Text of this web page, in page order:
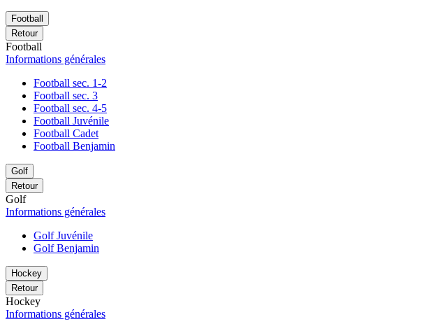
Football
Retour
Football
Informations générales
Football sec. 1-2
Football sec. 3
Football sec. 4-5
Football Juvénile
Football Cadet
Football Benjamin
Golf
Retour
Golf
Informations générales
Golf Juvénile
Golf Benjamin
Hockey
Retour
Hockey
Informations générales